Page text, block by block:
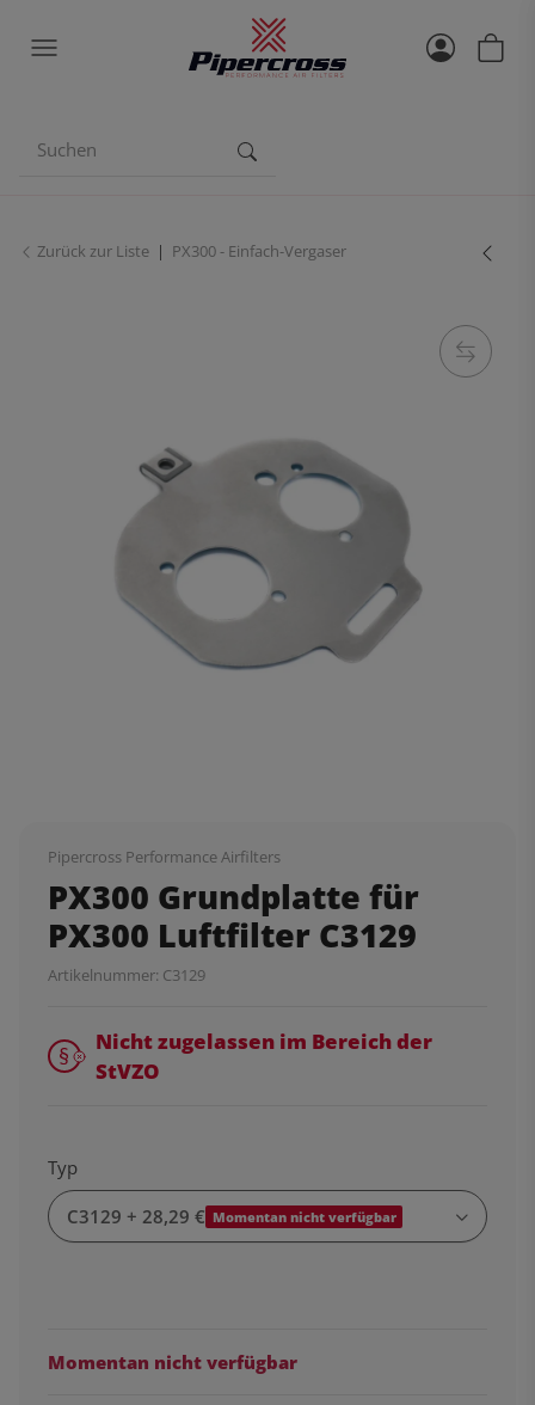
Zurück zur Liste PX300 - Einfach-Vergaser
Pipercross Performance Airfilters
PX300 Grundplatte für
PX300 Luftfilter C3129
Artikelnummer: C3129
Nicht zugelassen im Bereich der
StVZO
Typ
C3129 + 28,29 € Momentan nicht verfügbar
Momentan nicht verfügbar